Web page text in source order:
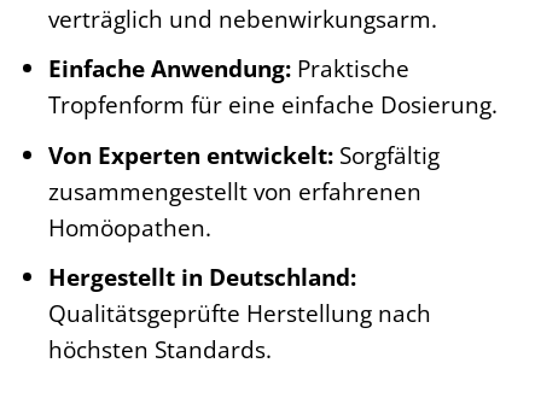
verträglich und nebenwirkungsarm.
Einfache Anwendung:Praktische
Tropfenform für eine einfache Dosierung.
Von Experten entwickelt:Sorgfältig
zusammengestellt von erfahrenen
Homöopathen.
Hergestellt in Deutschland:
Qualitätsgeprüfte Herstellung nach
höchsten Standards.